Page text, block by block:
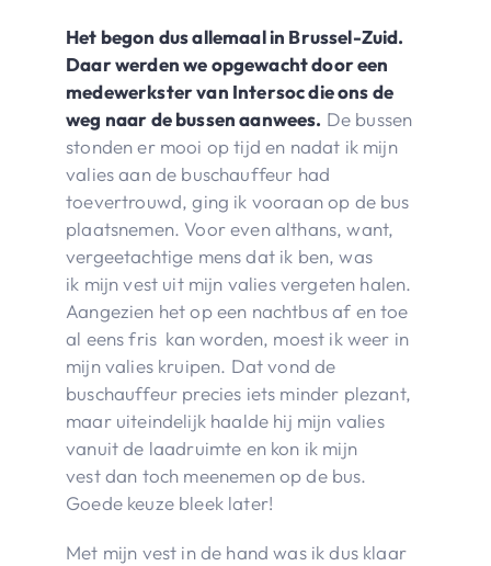
Het begon dus allemaal in Brussel-Zuid.
Daar werden we opgewacht door een
medewerkster van Intersoc die ons de
weg naar de bussen aanwees. De bussen
stonden er mooi op tijd en nadat ik mijn
valies aan de buschauffeur had
toevertrouwd, ging ik vooraan op de bus
plaatsnemen. Voor even althans, want,
vergeetachtige mens dat ik ben, was
ik mijn vest uit mijn valies vergeten halen.
Aangezien het op een nachtbus af en toe
al eens fris kan worden, moest ik weer in
mijn valies kruipen. Dat vond de
buschauffeur precies iets minder plezant,
maar uiteindelijk haalde hij mijn valies
vanuit de laadruimte en kon ik mijn
vest dan toch meenemen op de bus.
Goede keuze bleek later!
Met mijn vest in de hand was ik dus klaar